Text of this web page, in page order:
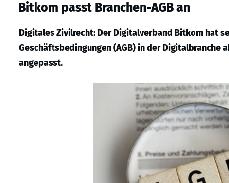
Bitkom passt Branchen-AGB an
Digitales Zivilrecht: Der Digitalverband Bitkom hat
Geschäftsbedingungen (AGB) in der Digitalbranche
angepasst.